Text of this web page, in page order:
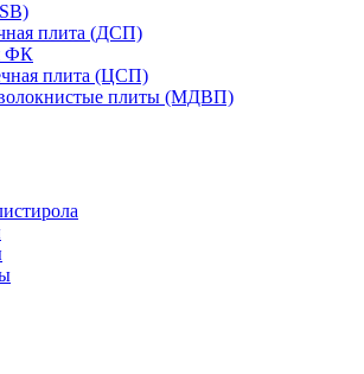
плита (ДСП)
ФК
плита (ЦСП)
плиты (МДВП)